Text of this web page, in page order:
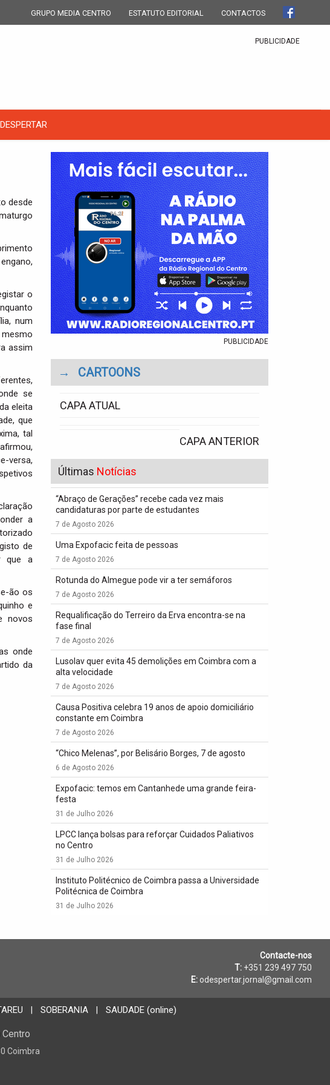
GRUPO MEDIA CENTRO ESTATUTO EDITORIAL CONTACTOS
PUBLICIDADE
desde
o
num
assim
se
eleita
que
tal
versa,
a
de
que a
ão os
e
novos
onde
da
PUBLICIDADE
→ CARTOONS
CAPA ATUAL
CAPA ANTERIOR
Últimas Notícias
“Abraço de Gerações” recebe cada vez mais
candidaturas por parte de estudantes
7 de Agosto 2026
Uma Expofacic feita de pessoas
7 de Agosto 2026
Rotunda do Almegue pode vir a ter semáforos
7 de Agosto 2026
Requalificação do Terreiro da Erva encontra-se na
fase final
7 de Agosto 2026
Lusolav quer evita 45 demolições em Coimbra com a
alta velocidade
7 de Agosto 2026
Causa Positiva celebra 19 anos de apoio domiciliário
constante em Coimbra
7 de Agosto 2026
“Chico Melenas”, por Belisário Borges, 7 de agosto
6 de Agosto 2026
Expofacic: temos em Cantanhede uma grande feira-
festa
31 de Julho 2026
LPCC lança bolsas para reforçar Cuidados Paliativos
no Centro
31 de Julho 2026
Instituto Politécnico de Coimbra passa a Universidade
Politécnica de Coimbra
31 de Julho 2026
Contacte-nos
T: +351 239 497 750
E: odespertar.jornal@gmail.com
| SOBERANIA | SAUDADE (online)
Coimbra